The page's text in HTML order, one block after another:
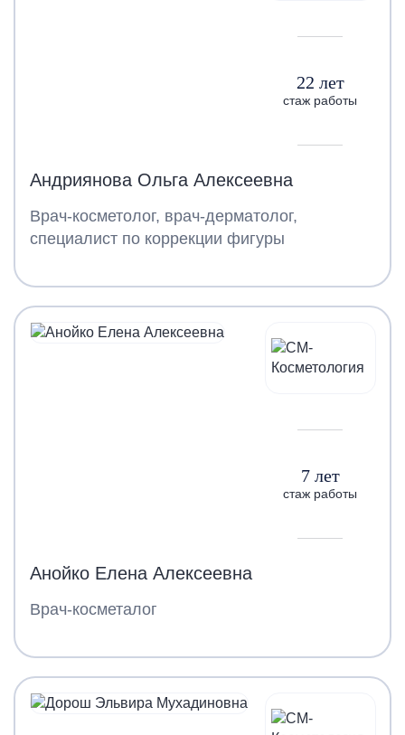
22 лет
стаж работы
Андриянова Ольга Алексеевна
Врач-косметолог, врач-дерматолог,
специалист по коррекции фигуры
7 лет
стаж работы
Анойко Елена Алексеевна
Врач-косметалог